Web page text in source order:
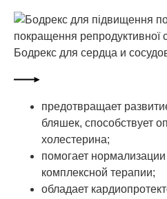
Бодрекс для сердца и
предотвращает
бляшек, способствует
холестерина;
помогает
комплексной терапии;
обладает